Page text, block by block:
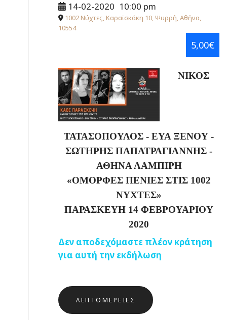
14-02-2020 10:00 pm
1002 Νύχτες, Καραϊσκάκη 10, Ψυρρή, Αθήνα,
10554
5,00€
ΝΙΚΟΣ
ΤΑΤΑΣΟΠΟΥΛΟΣ - ΕΥΑ ΞΕΝΟΥ -
ΣΩΤΗΡΗΣ ΠΑΠΑΤΡΑΓΙΑΝΝΗΣ -
ΑΘΗΝΑ ΛΑΜΠΙΡΗ
«ΟΜΟΡΦΕΣ ΠΕΝΙΕΣ ΣΤΙΣ 1002
ΝΥΧΤΕΣ»
ΠΑΡΑΣΚΕΥΗ 14 ΦΕΒΡΟΥΑΡΙΟΥ
2020
Δεν αποδεχόμαστε πλέον κράτηση
για αυτή την εκδήλωση
ΛΕΠΤΟΜΈΡΕΙΕΣ